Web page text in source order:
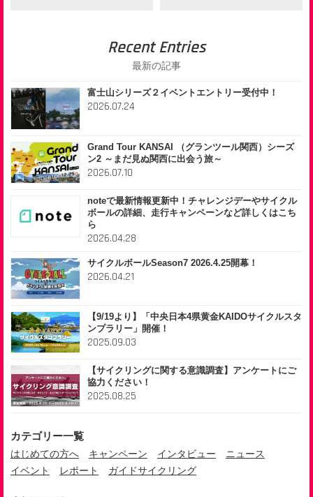
Recent Entries
最新の記事
富士山シリーズ２イベントエントリー受付中！
2026.07.24
Grand Tour KANSAI （グランツール関西）シーズ
ン2 ～まだ見ぬ関西に出会う旅～
2026.07.10
noteで最新情報更新中！チャレンジデーやサイクル
ボールの詳細、走行キャンペーンなど詳しくはこち
ら
2026.04.28
サイクルボールSeason7 2026.4.25開幕！
2026.04.21
【9/19より】「中央日本4県黄金KAIDOサイクルスタ
ンプラリー」開催！
2025.09.03
【サイクリングに関する意識調査】アンケートにご
協力ください！
2025.08.25
カテゴリー一覧
はじめての方へ キャンペーン インタビュー
ニュース
イベント
レポート ガイドサイクリング